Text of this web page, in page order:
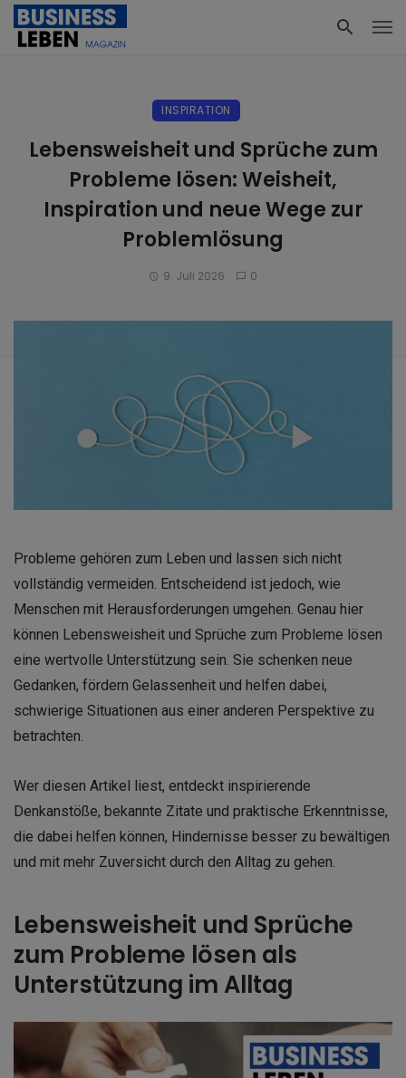
INSPIRATION
Lebensweisheit und Sprüche zum
Probleme lösen: Weisheit,
Inspiration und neue Wege zur
Problemlösung
9. Juli 2026 0
Probleme gehören zum Leben und lassen sich nicht
vollständig vermeiden. Entscheidend ist jedoch, wie
Menschen mit Herausforderungen umgehen. Genau hier
können Lebensweisheit und Sprüche zum Probleme lösen
eine wertvolle Unterstützung sein. Sie schenken neue
Gedanken, fördern Gelassenheit und helfen dabei,
schwierige Situationen aus einer anderen Perspektive zu
betrachten.
Wer diesen Artikel liest, entdeckt inspirierende
Denkanstöße, bekannte Zitate und praktische Erkenntnisse,
die dabei helfen können, Hindernisse besser zu bewältigen
und mit mehr Zuversicht durch den Alltag zu gehen.
Lebensweisheit und Sprüche
zum Probleme lösen als
Unterstützung im Alltag